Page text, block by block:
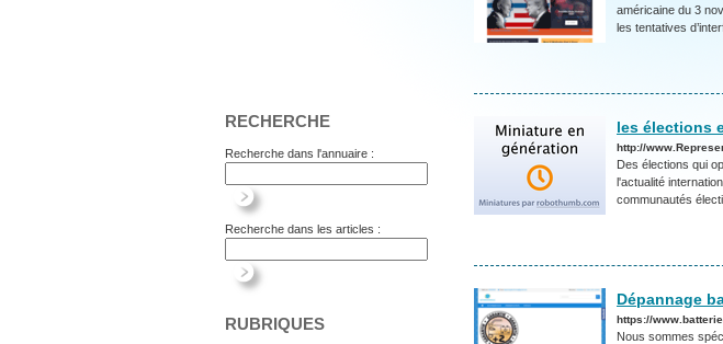
RECHERCHE
Recherche dans l'annuaire :
Recherche dans les articles :
RUBRIQUES
américaine du 3
les tentatives
les élections
http://
Des élections qui
l'actualité
communautés
Dépannage
https://
Nous sommes